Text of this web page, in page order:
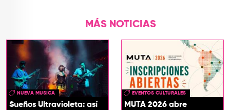
MÁS NOTICIAS
NUEVA MUSICA
Sueños Ultravioleta: así
EVENTOS CULTURALES
MUTA 2026 abre